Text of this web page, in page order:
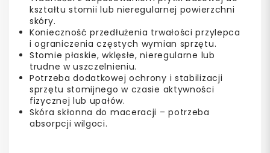
kształtu stomii lub nieregularnej powierzchni
skóry.
Konieczność przedłużenia trwałości przylepca
i ograniczenia częstych wymian sprzętu.
Stomie płaskie, wklęsłe, nieregularne lub
trudne w uszczelnieniu.
Potrzeba dodatkowej ochrony i stabilizacji
sprzętu stomijnego w czasie aktywności
fizycznej lub upałów.
Skóra skłonna do maceracji – potrzeba
absorpcji wilgoci.